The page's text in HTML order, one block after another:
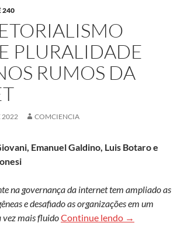
240
PLURALIDADE
RUMOS DA
2022 COMCIENCIA
Emanuel Galdino, Luis Botaro e
na governança da internet tem ampliado as
e desafiado as organizações em um
vez mais fluidoContinue lendo →